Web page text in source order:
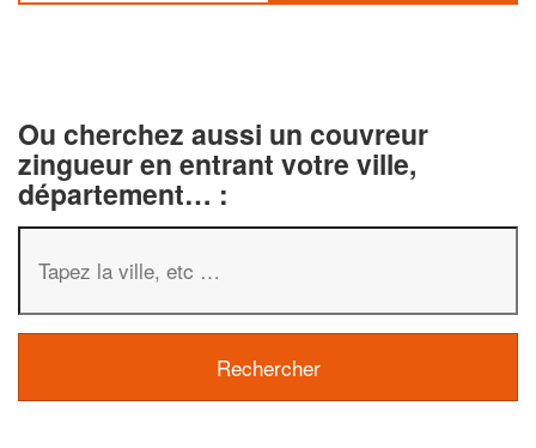
Ou cherchez aussi un couvreur
zingueur en entrant votre ville,
département… :